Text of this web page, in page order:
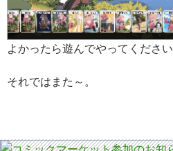
よかったら遊んでやってください
それではまた～。